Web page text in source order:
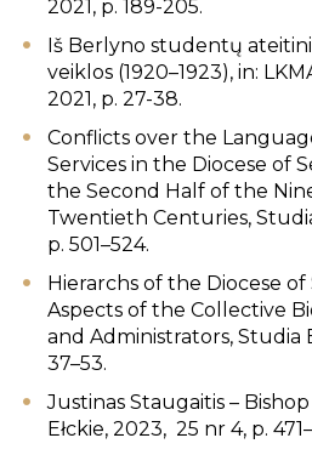
2021, p. 189-205.
Iš Berlyno studentų
veiklos (1920–1923), in:
2021, p. 27-38.
Conflicts over the
Services in the Diocese of
the Second Half of the
Twentieth Centuries,
p. 501–524.
Hierarchs of the Diocese
Aspects of the Collective
and Administrators, Studia
37–53.
Justinas Staugaitis –
Ełckie, 2023, 25 nr 4, p.